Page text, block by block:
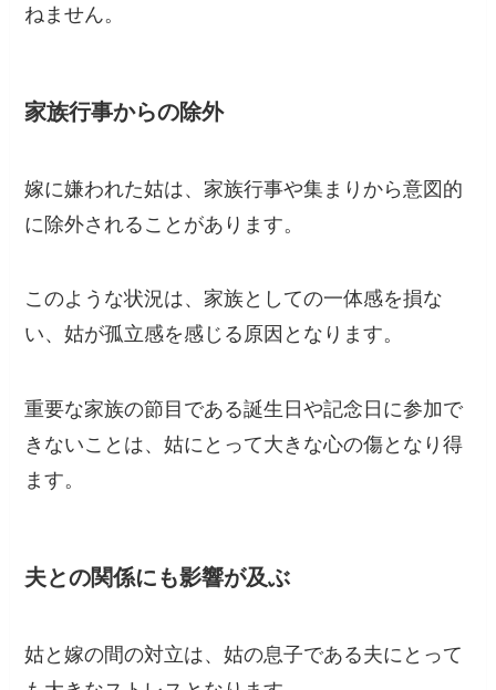
ねません。
家族行事からの除外
嫁に嫌われた姑は、家族行事や集まりから意図的
に除外されることがあります。
このような状況は、家族としての一体感を損な
い、姑が孤立感を感じる原因となります。
重要な家族の節目である誕生日や記念日に参加で
きないことは、姑にとって大きな心の傷となり得
ます。
夫との関係にも影響が及ぶ
姑と嫁の間の対立は、姑の息子である夫にとって